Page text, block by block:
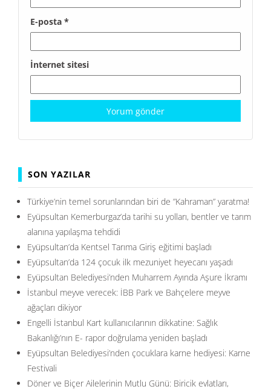
E-posta *
İnternet sitesi
SON YAZILAR
Türkiye’nin temel sorunlarından biri de ”Kahraman” yaratma!
Eyüpsultan Kemerburgaz’da tarihi su yolları, bentler ve tarım
alanına yapılaşma tehdidi
Eyüpsultan’da Kentsel Tarıma Giriş eğitimi başladı
Eyüpsultan’da 124 çocuk ilk mezuniyet heyecanı yaşadı
Eyüpsultan Belediyesi’nden Muharrem Ayında Aşure İkramı
İstanbul meyve verecek: İBB Park ve Bahçelere meyve
ağaçları dikiyor
Engelli İstanbul Kart kullanıcılarının dikkatine: Sağlık
Bakanlığı’nın E- rapor doğrulama yeniden başladı
Eyüpsultan Belediyesi’nden çocuklara karne hediyesi: Karne
Festivali
Döner ve Biçer Ailelerinin Mutlu Günü: Biricik evlatları,